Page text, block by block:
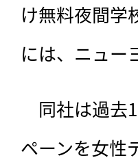
け無料夜間学
には、ニュー
同社は過去
ペーンを女性